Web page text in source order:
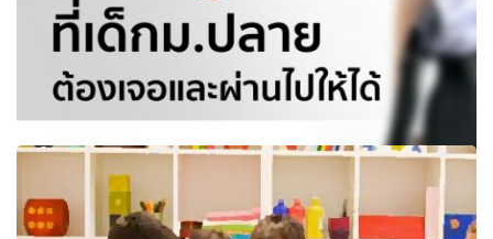
6 ปัญหาที่เด็กม.ปลายต้องเจอและผ่านไปให้ได้ น้อง ๆ ที่กำลัง
เรียนอยู่ม.ปลายนั้น